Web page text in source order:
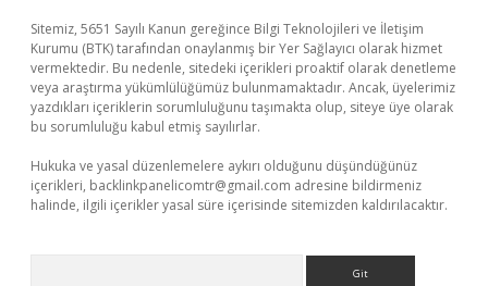
Sitemiz, 5651 Sayılı Kanun gereğince Bilgi Teknolojileri ve İletişim
Kurumu (BTK) tarafından onaylanmış bir Yer Sağlayıcı olarak hizmet
vermektedir. Bu nedenle, sitedeki içerikleri proaktif olarak denetleme
veya araştırma yükümlülüğümüz bulunmamaktadır. Ancak, üyelerimiz
yazdıkları içeriklerin sorumluluğunu taşımakta olup, siteye üye olarak
bu sorumluluğu kabul etmiş sayılırlar.
Hukuka ve yasal düzenlemelere aykırı olduğunu düşündüğünüz
içerikleri, backlinkpanelicomtr@gmail.com adresine bildirmeniz
halinde, ilgili içerikler yasal süre içerisinde sitemizden kaldırılacaktır.